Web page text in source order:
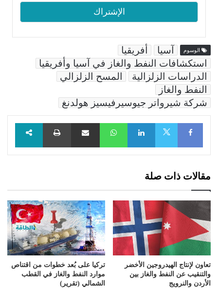
الوسوم آسيا
أفريقيا
استكشافات النفط والغاز في آسيا وأفريقيا
الدراسات الزلزالية
المسح الزلزالي
النفط والغاز
شركة شيرواتر جيوسيرفيسيز هولدنغ
Facebook
LinkedIn
WhatsAppمشاركة عبر البريد طباعة
مقالات ذات صلة
تعاون لإنتاج الهيدروجين الأخضر
والتنقيب عن النفط والغاز بين
الأردن والنرويج
تركيا على بُعد خطوات من اقتناص
موارد النفط والغاز في القطب
الشمالي (تقرير)